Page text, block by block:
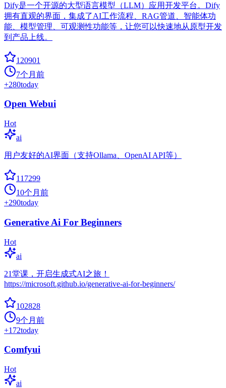
Dify是一个开源的大型语言模型（LLM）应用开发平台。Dify
拥有直观的界面，集成了AI工作流程、RAG管道、智能体功
能、模型管理、可观测性功能等，让您可以快速地从原型开发
到产品上线。
120901
7个月前
+280today
Open Webui
Hot
ai
用户友好的AI界面（支持Ollama、OpenAI API等）
117299
10个月前
+290today
Generative Ai For Beginners
Hot
ai
21堂课，开启生成式AI之旅！
https://microsoft.github.io/generative-ai-for-beginners/
102828
9个月前
+172today
Comfyui
Hot
ai